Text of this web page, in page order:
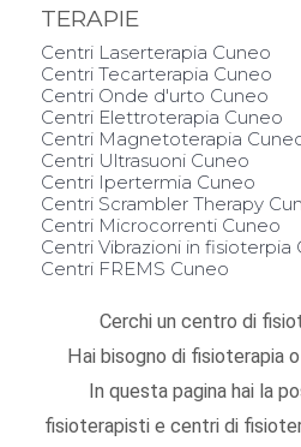
TERAPIE
Centri Laserterapia Cuneo
Centri Tecarterapia Cuneo
Centri Onde d'urto Cuneo
Centri Elettroterapia Cuneo
Centri Magnetoterapia
Centri Ultrasuoni Cuneo
Centri Ipertermia Cuneo
Centri Scrambler Therapy
Centri Microcorrenti Cuneo
Centri Vibrazioni in fisioterpia
Centri FREMS Cuneo
Cerchi un centro di
Hai bisogno di fisioterapia
In questa pagina hai la
fisioterapisti e centri di